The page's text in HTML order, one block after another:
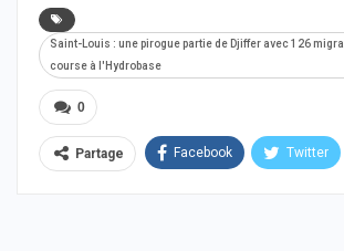
Saint-Louis : une pirogue partie de Djiffer avec 126
course à l'Hydrobase
0
Partage Facebook Twitter